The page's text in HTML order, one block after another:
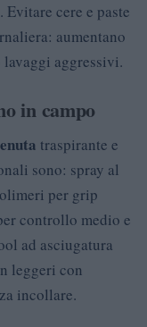
cere e paste
aumentano
aggressivi.
in campo
traspirante e
sono: spray al
per grip
controllo medio e
ad asciugatura
leggeri con
incollare.